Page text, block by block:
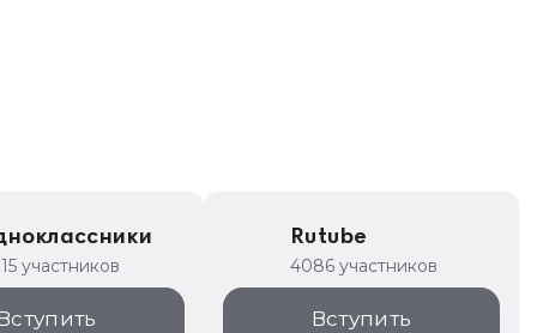
участников
Rutube
4086 участников
Вступить